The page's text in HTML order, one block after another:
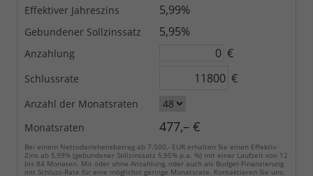
Effektiver Jahreszins 5,99%
Gebundener Sollzinssatz 5,95%
Anzahlung €
Schlussrate €
Anzahl der Monatsraten
Monatsraten
477,– €
Bei einem Nettodarlehensbetrag ab 7.500,- EUR erhalten Sie einen Effektiv-
Zins ab 5,99% (gebundener Sollzinssatz 5,95% p.a. %) mit einer Laufzeit von 12
bis 84 Monaten. Mit oder ohne Anzahlung, oder auch als Budget-Finanzierung
mit Schluss-Rate für eine möglichst geringe Monatsrate. Kontaktieren Sie uns,